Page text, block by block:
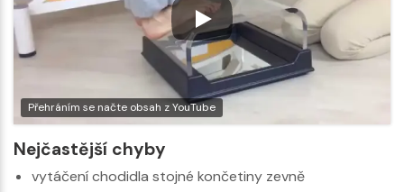
Přehráním se načte obsah z YouTube
Nejčastější chyby
vytáčení chodidla stojné končetiny zevně